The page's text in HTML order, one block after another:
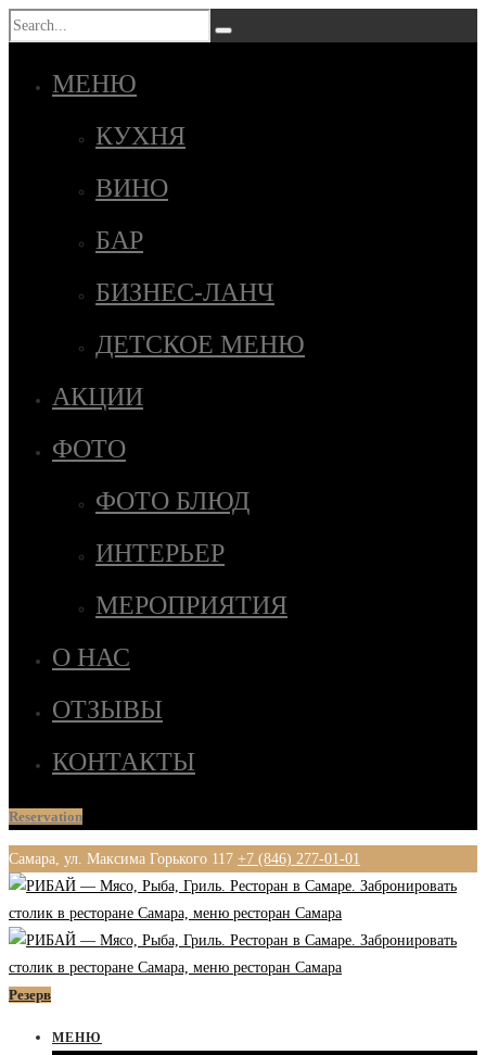
МЕНЮ
КУХНЯ
ВИНО
БАР
БИЗНЕС-ЛАНЧ
ДЕТСКОЕ МЕНЮ
АКЦИИ
ФОТО
ФОТО БЛЮД
ИНТЕРЬЕР
МЕРОПРИЯТИЯ
О НАС
ОТЗЫВЫ
КОНТАКТЫ
Reservation
Самара, ул. Максима Горького 117 +7 (846) 277-01-01
Резерв
МЕНЮ